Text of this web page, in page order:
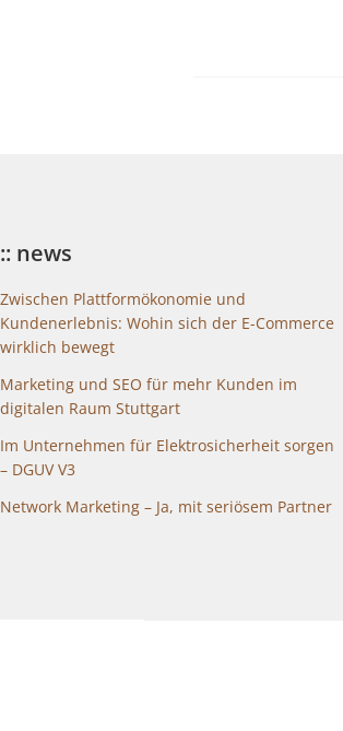
:: news
Zwischen Plattformökonomie und
Kundenerlebnis: Wohin sich der E-Commerce
wirklich bewegt
Marketing und SEO für mehr Kunden im
digitalen Raum Stuttgart
Im Unternehmen für Elektrosicherheit sorgen
– DGUV V3
Network Marketing – Ja, mit seriösem Partner